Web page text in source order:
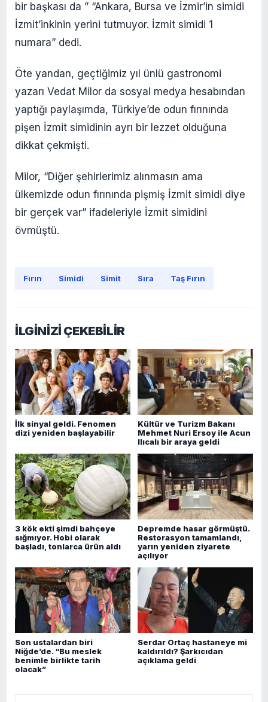
bir başkası da ” “Ankara, Bursa ve İzmir’in simidi
İzmit’inkinin yerini tutmuyor. İzmit simidi 1
numara” dedi.
Öte yandan, geçtiğimiz yıl ünlü gastronomi
yazarı Vedat Milor da sosyal medya hesabından
yaptığı paylaşımda, Türkiye’de odun fırınında
pişen İzmit simidinin ayrı bir lezzet olduğuna
dikkat çekmişti.
Milor, “Diğer şehirlerimiz alınmasın ama
ülkemizde odun fırınında pişmiş İzmit simidi diye
bir gerçek var” ifadeleriyle İzmit simidini
övmüştü.
Fırın Simidi Simit Sıra Taş Fırın
İLGİNİZİ ÇEKEBİLİR
İlk sinyal geldi. Fenomen
dizi yeniden başlayabilir
Kültür ve Turizm Bakanı
Mehmet Nuri Ersoy ile Acun
Ilıcalı bir araya geldi
3 kök ekti şimdi bahçeye
sığmıyor. Hobi olarak
başladı, tonlarca ürün aldı
Depremde hasar görmüştü.
Restorasyon tamamlandı,
yarın yeniden ziyarete
açılıyor
Son ustalardan biri
Niğde’de. “Bu meslek
benimle birlikte tarih
olacak”
Serdar Ortaç hastaneye mi
kaldırıldı? Şarkıcıdan
açıklama geldi